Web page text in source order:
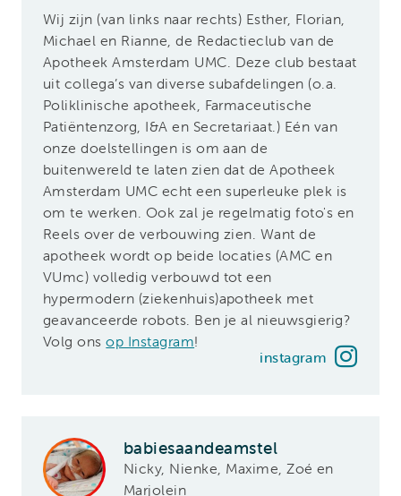
Wij zijn (van links naar rechts) Esther, Florian,
Michael en Rianne, de Redactieclub van de
Apotheek Amsterdam UMC. Deze club bestaat
uit collega’s van diverse subafdelingen (o.a.
Poliklinische apotheek, Farmaceutische
Patiëntenzorg, I&A en Secretariaat.) Eén van
onze doelstellingen is om aan de
buitenwereld te laten zien dat de Apotheek
Amsterdam UMC echt een superleuke plek is
om te werken. Ook zal je regelmatig foto's en
Reels over de verbouwing zien. Want de
apotheek wordt op beide locaties (AMC en
VUmc) volledig verbouwd tot een
hypermodern (ziekenhuis)apotheek met
geavanceerde robots. Ben je al nieuwsgierig?
Volg onsop Instagram!
instagram
babiesaandeamstel
Nicky, Nienke, Maxime, Zoé en
Marjolein